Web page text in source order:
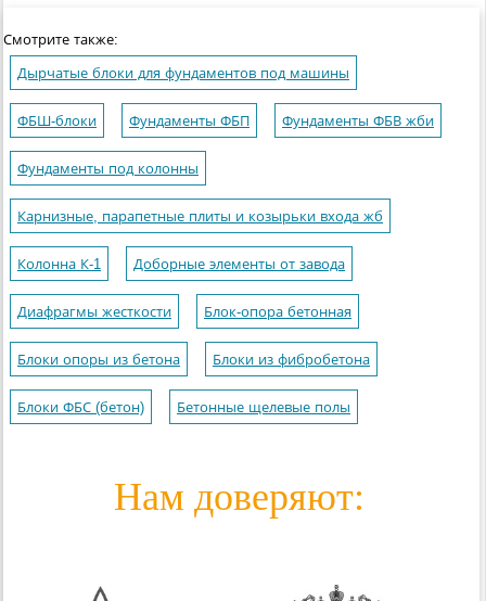
Смотрите также:
Дырчатые блоки для фундаментов под машины
ФБШ-блоки Фундаменты ФБП Фундаменты ФБВ жби
Фундаменты под колонны
Карнизные, парапетные плиты и козырьки входа жб
Колонна К-1 Доборные элементы от завода
Диафрагмы жесткости Блок-опора бетонная
Блоки опоры из бетона Блоки из фибробетона
Блоки ФБС (бетон) Бетонные щелевые полы
Нам доверяют: